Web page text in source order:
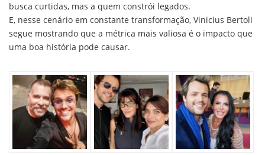
busca curtidas, mas a quem constrói legados.
E, nesse cenário em constante transformação, Vinicius Bertoli
segue mostrando que a métrica mais valiosa é o impacto que
uma boa história pode causar.